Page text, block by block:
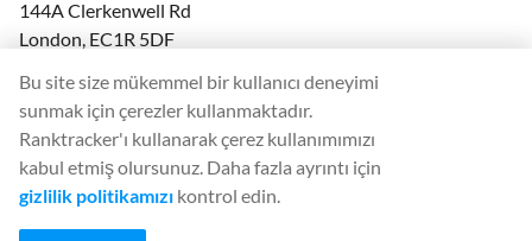
144A Clerkenwell Rd
London, EC1R 5DF
felix@ranktracker.com
2015 -2026 © Ranktracker. All Rights Reserved.
Bu site size mükemmel bir kullanıcı deneyimi
sunmak için çerezler kullanmaktadır.
Ranktracker'ı kullanarak çerez kullanımımızı
kabul etmiş olursunuz. Daha fazla ayrıntı için
gizlilik politikamızı kontrol edin.